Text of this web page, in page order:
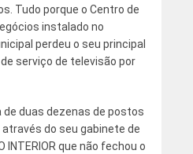
Tudo porque o Centro de
instalado no
perdeu o seu principal
serviço de televisão por
duas dezenas de postos
do seu gabinete de
INTERIOR que não fechou o